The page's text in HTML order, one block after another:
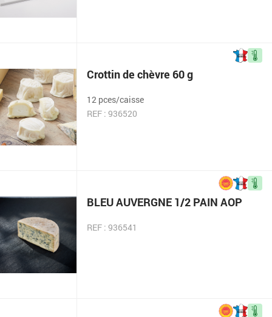
Crottin de chèvre 60 g
12 pces/caisse
REF : 936520
BLEU AUVERGNE 1/2 PAIN AOP
REF : 936541